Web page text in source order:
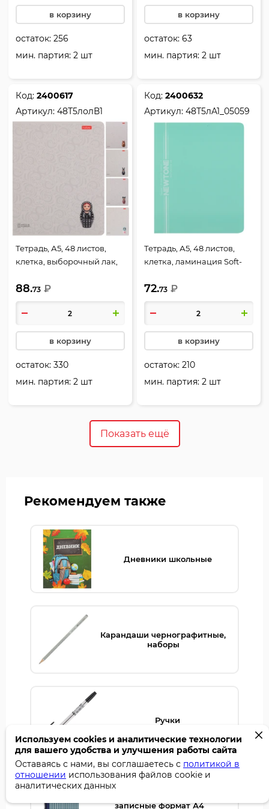
в корзину
остаток:256
мин. партия: 2 шт
в корзину
остаток:63
мин. партия: 2 шт
Код:2400617
Артикул:48Т5лолВ1
Тетрадь, А5, 48 листов,
клетка, выборочный лак,
(Velvet), ассорти 5 видов,
Hatber, Матрешки,
48Т5лолВ1
88.73 ₽
в корзину
остаток:330
мин. партия: 2 шт
Код:2400632
Артикул:48Т5лA1_05059
Тетрадь, А5, 48 листов,
клетка, ламинация Soft-
Ньютон Пастель,
48Т5лA1_05059
72.73 ₽
в корзину
остаток:210
мин. партия: 2 шт
Показать ещё
Рекомендуем также
Дневники школьные
Карандаши чернографитные,
наборы
Ручки
записные формат А4
Используем cookies и аналитические технологии
для вашего удобства и улучшения работы сайта
Оставаясь с нами, вы соглашаетесь с политикой в
отношении использования файлов cookie и
аналитических данных